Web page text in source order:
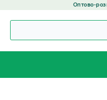
Оптово-